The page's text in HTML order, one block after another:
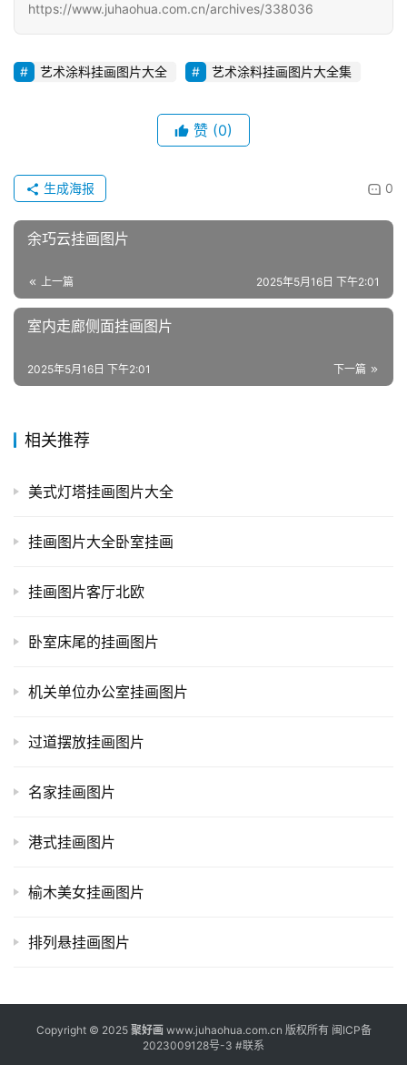
https://www.juhaohua.com.cn/archives/338036
艺术涂料挂画图片大全 艺术涂料挂画图片大全集
赞 (0)
0
生成海报
余巧云挂画图片
上一篇 2025年5月16日 下午2:01
室内走廊侧面挂画图片
下一篇
2025年5月16日 下午2:01
相关推荐
美式灯塔挂画图片大全
挂画图片大全卧室挂画
挂画图片客厅北欧
卧室床尾的挂画图片
机关单位办公室挂画图片
过道摆放挂画图片
名家挂画图片
港式挂画图片
榆木美女挂画图片
排列悬挂画图片
Copyright © 2025 聚好画www.juhaohua.com.cn 版权所有 闽ICP备
2023009128号-3 #联系